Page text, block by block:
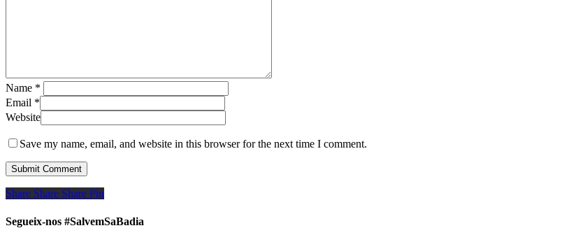
Name *
Email *
Website
Save my name, email, and website in this browser for the next time I comment.
Share
Share Share Share Pin
Segueix-nos #SalvemSaBadia